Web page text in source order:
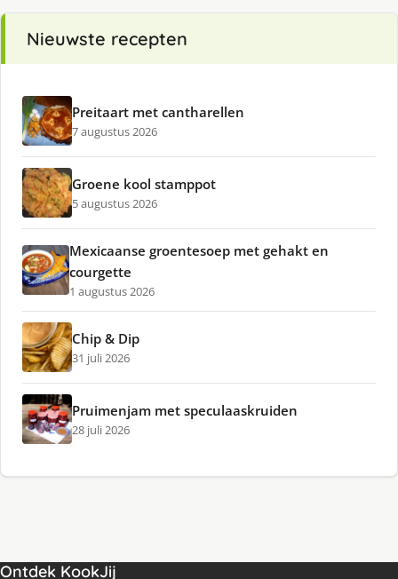
Nieuwste recepten
Preitaart met cantharellen
7 augustus 2026
Groene kool stamppot
5 augustus 2026
Mexicaanse groentesoep met gehakt en
courgette
1 augustus 2026
Chip & Dip
31 juli 2026
Pruimenjam met speculaaskruiden
28 juli 2026
Ontdek KookJij